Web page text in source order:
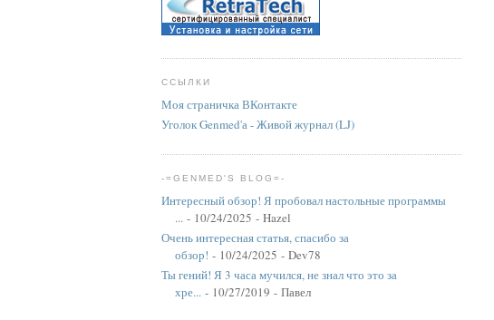
ССЫЛКИ
Моя страничка ВКонтакте
Уголок Genmed'а - Живой журнал (LJ)
-=GENMED'S BLOG=-
Интересный обзор! Я пробовал настольные программы
...- 10/24/2025 - Hazel
Очень интересная статья, спасибо за
обзор! - 10/24/2025 - Dev78
Ты гений! Я 3 часа мучился, не знал что это за
хре...- 10/27/2019 - Павел